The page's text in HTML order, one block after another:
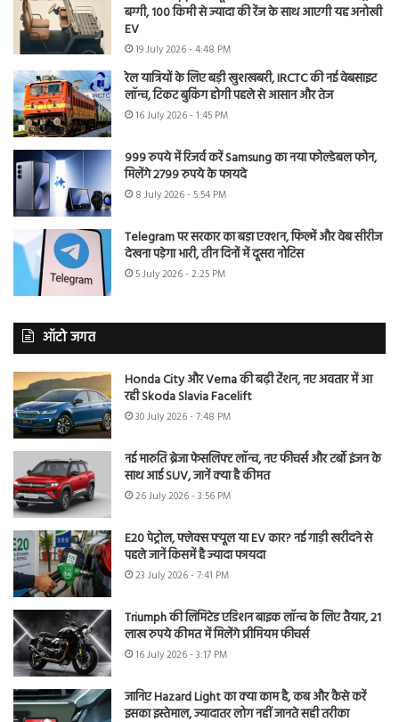
बग्गी, 100 किमी से ज्यादा की रेंज के साथ आएगी यह अनोखी
EV
19 July 2026 - 4:48 PM
रेल यात्रियों के लिए बड़ी खुशखबरी, IRCTC की नई वेबसाइट
लॉन्च, टिकट बुकिंग होगी पहले से आसान और तेज
16 July 2026 - 1:45 PM
999 रुपये में रिजर्व करें Samsung का नया फोल्डेबल फोन,
मिलेंगे 2799 रुपये के फायदे
8 July 2026 - 5:54 PM
Telegram पर सरकार का बड़ा एक्शन, फिल्में और वेब सीरीज
देखना पड़ेगा भारी, तीन दिनों में दूसरा नोटिस
5 July 2026 - 2:25 PM
ऑटो जगत
Honda City और Verna की बढ़ी टेंशन, नए अवतार में आ
रही Skoda Slavia Facelift
30 July 2026 - 7:48 PM
नई मारुति ब्रेजा फेसलिफ्ट लॉन्च, नए फीचर्स और टर्बो इंजन के
साथ आई SUV, जानें क्या है कीमत
26 July 2026 - 3:56 PM
E20 पेट्रोल, फ्लेक्स फ्यूल या EV कार? नई गाड़ी खरीदने से
पहले जानें किसमें है ज्यादा फायदा
23 July 2026 - 7:41 PM
Triumph की लिमिटेड एडिशन बाइक लॉन्च के लिए तैयार, 21
लाख रुपये कीमत में मिलेंगे प्रीमियम फीचर्स
16 July 2026 - 3:17 PM
जानिए Hazard Light का क्या काम है, कब और कैसे करें
इसका इस्तेमाल, ज्यादातर लोग नहीं जानते सही तरीका